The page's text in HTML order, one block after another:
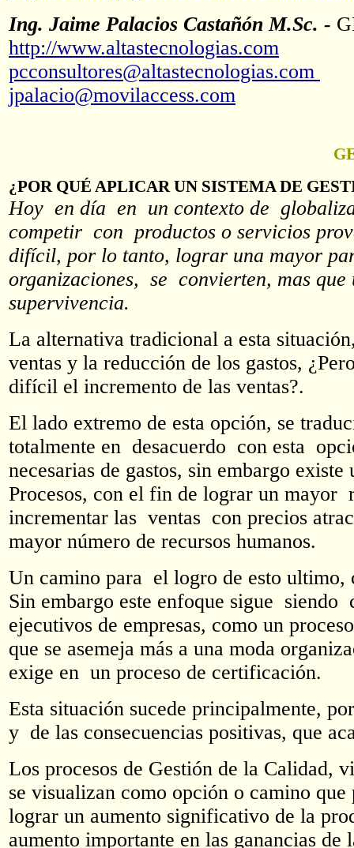
Ing. Jaime Palacios Castañón M.Sc. -
http://www.altastecnologias.com
pcconsultores@altastecnologias.com
jpalacio@movilaccess.com
¿POR QUÉ APLICAR UN SISTEMA DE
Hoy en día en un contexto de
competir con productos o servicios
difícil, por lo tanto, lograr una mayor
organizaciones, se convierten, mas
supervivencia.
La alternativa tradicional a esta
ventas y la reducción de los gastos,
difícil el incremento de las ventas?.
El lado extremo de esta opción, se
totalmente en desacuerdo con esta
necesarias de gastos, sin embargo
Procesos, con el fin de lograr un
incrementar las ventas con precios
mayor número de recursos humanos.
Un camino para el logro de esto
Sin embargo este enfoque sigue
ejecutivos de empresas, como un
que se asemeja más a una moda
exige en un proceso de certificación.
Esta situación sucede principalmente,
y de las consecuencias positivas, que
Los procesos de Gestión de la Calidad,
se visualizan como opción o camino
lograr un aumento significativo de la
aumento importante en las ganancias de